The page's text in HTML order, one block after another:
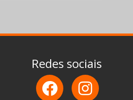
Redes sociais